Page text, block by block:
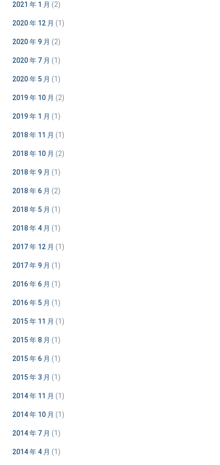
2021 年 1 月 (2)
2020 年 12 月 (1)
2020 年 9 月 (2)
2020 年 7 月 (1)
2020 年 5 月 (1)
2019 年 10 月 (2)
2019 年 1 月 (1)
2018 年 11 月 (1)
2018 年 10 月 (2)
2018 年 9 月 (1)
2018 年 6 月 (2)
2018 年 5 月 (1)
2018 年 4 月 (1)
2017 年 12 月 (1)
2017 年 9 月 (1)
2016 年 6 月 (1)
2016 年 5 月 (1)
2015 年 11 月 (1)
2015 年 8 月 (1)
2015 年 6 月 (1)
2015 年 3 月 (1)
2014 年 11 月 (1)
2014 年 10 月 (1)
2014 年 7 月 (1)
2014 年 4 月 (1)